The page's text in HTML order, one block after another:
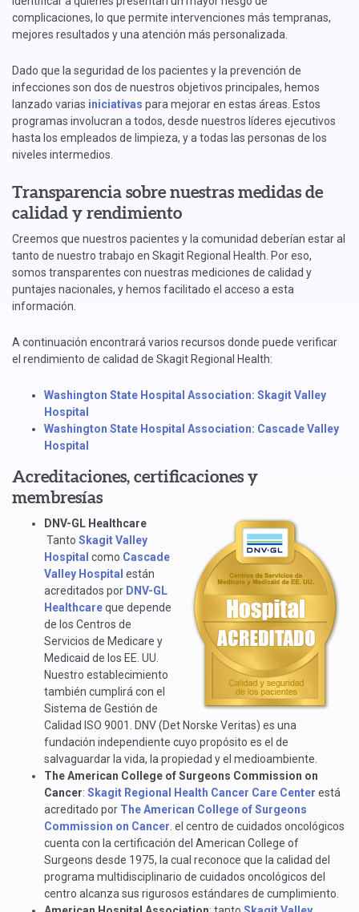
complicaciones, lo que permite intervenciones más tempranas,
mejores resultados y una atención más personalizada.
Dado que la seguridad de los pacientes y la prevención de
infecciones son dos de nuestros objetivos principales, hemos
lanzado varias iniciativas para mejorar en estas áreas. Estos
programas involucran a todos, desde nuestros líderes ejecutivos
hasta los empleados de limpieza, y a todas las personas de los
niveles intermedios.
Transparencia sobre nuestras medidas de
calidad y rendimiento
Creemos que nuestros pacientes y la comunidad deberían estar al
tanto de nuestro trabajo en Skagit Regional Health. Por eso,
somos transparentes con nuestras mediciones de calidad y
puntajes nacionales, y hemos facilitado el acceso a esta
información.
A continuación encontrará varios recursos donde puede verificar
el rendimiento de calidad de Skagit Regional Health:
Washington State Hospital Association: Skagit Valley
Hospital
Washington State Hospital Association: Cascade Valley
Hospital
Acreditaciones, certificaciones y
membresías
DNV-GL Healthcare
Tanto Skagit Valley
Hospital como Cascade
Valley Hospital están
acreditados por DNV-GL
Healthcareque depende
de los Centros de
Servicios de Medicare y
Medicaid de los EE. UU.
Nuestro establecimiento
también cumplirá con el
Sistema de Gestión de
Calidad ISO 9001. DNV (Det Norske Veritas) es una
fundación independiente cuyo propósito es el de
salvaguardar la vida, la propiedad y el medioambiente.
The American College of Surgeons Commission on
Cancer: Skagit Regional Health Cancer Care Center está
acreditado por The American College of Surgeons
Commission on Cancer . el centro de cuidados oncológicos
cuenta con la certificación del American College of
Surgeons desde 1975, la cual reconoce que la calidad del
programa multidisciplinario de cuidados oncológicos del
centro alcanza sus rigurosos estándares de cumplimiento.